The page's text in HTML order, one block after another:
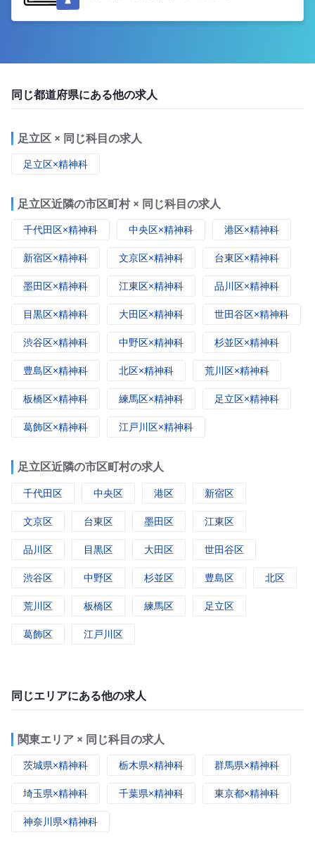
同じ都道府県にある他の求人
足立区 × 同じ科目の求人
足立区×精神科
足立区近隣の市区町村 × 同じ科目の求人
千代田区×精神科 中央区×精神科 港区×精神科
新宿区×精神科 文京区×精神科 台東区×精神科
墨田区×精神科 江東区×精神科 品川区×精神科
目黒区×精神科 大田区×精神科 世田谷区×精神科
渋谷区×精神科 中野区×精神科 杉並区×精神科
豊島区×精神科 北区×精神科 荒川区×精神科
板橋区×精神科 練馬区×精神科 足立区×精神科
葛飾区×精神科 江戸川区×精神科
足立区近隣の市区町村の求人
千代田区 中央区 港区 新宿区
文京区 台東区 墨田区 江東区
品川区 目黒区 大田区 世田谷区
渋谷区 中野区 杉並区 豊島区 北区
荒川区 板橋区 練馬区 足立区
葛飾区 江戸川区
同じエリアにある他の求人
関東エリア × 同じ科目の求人
茨城県×精神科 栃木県×精神科 群馬県×精神科
埼玉県×精神科 千葉県×精神科 東京都×精神科
神奈川県×精神科